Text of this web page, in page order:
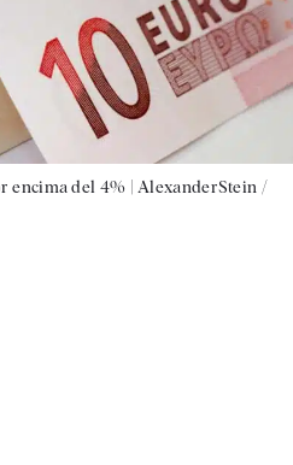
encima del 4% | AlexanderStein /